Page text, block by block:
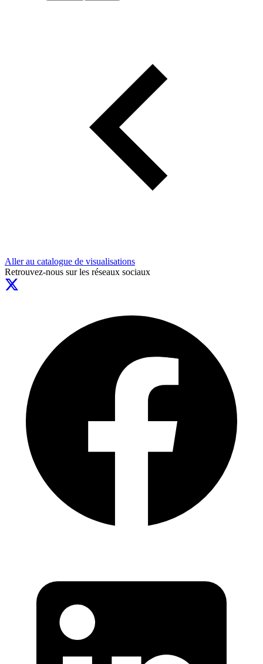
Aller au catalogue de visualisations
Retrouvez-nous sur les réseaux sociaux